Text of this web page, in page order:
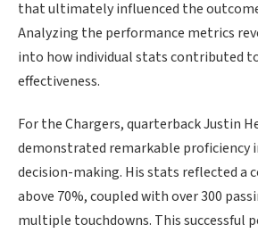
that ultimately influenced the
Analyzing the performance metrics
into how individual stats contributed
effectiveness.
For the Chargers, quarterback Justin
demonstrated remarkable proficiency
decision-making. His stats reflected a
above 70%, coupled with over 300
multiple touchdowns. This successful